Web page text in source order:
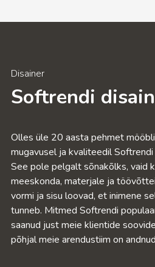
Disainer
Softrendi
Olles üle 20 aasta pehmet
mugavusel ja kvaliteedil
See pole pelgalt sõnakõlks, vaid
meeskonda, materjale ja
vormi ja sisu loovad, et inimene
tunneb. Mitmed Softrendi
saanud just meie klientide
põhjal meie arendustiim on